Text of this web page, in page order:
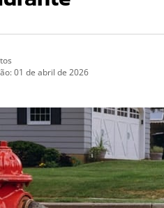
01 de abril de 2026
Pragas
– Controle de
a Pombos